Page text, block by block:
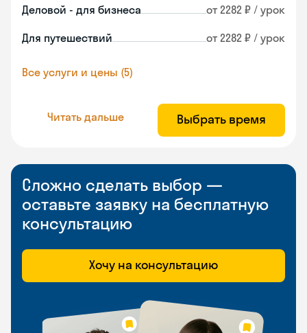
Деловой - для бизнеса от 2282 ₽ / урок
Для путешествий от 2282 ₽ / урок
Все услуги и цены (5)
Читать дальше Выбрать время
Сложно сделать выбор —
оставьте заявку на бесплатную
консультацию
Хочу на консультацию